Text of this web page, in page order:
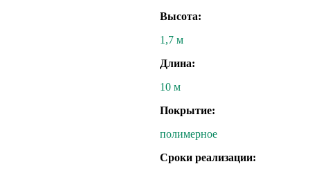
Высота:
1,7 м
Длина:
10 м
Покрытие:
полимерное
Сроки реализации: